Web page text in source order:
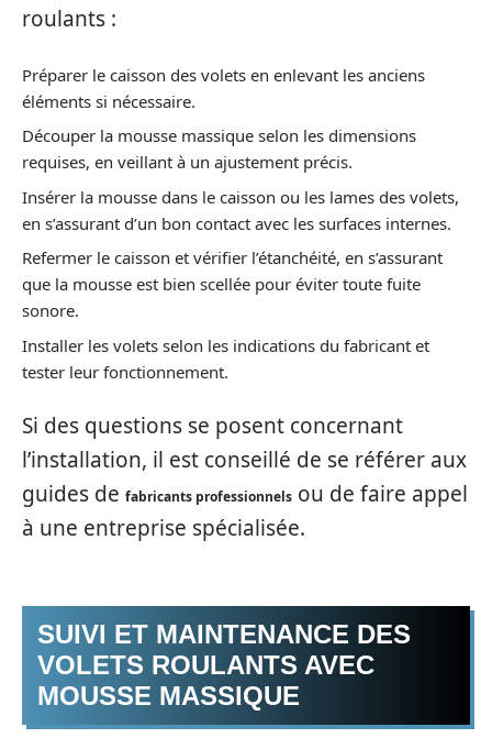
roulants :
Préparer le caisson des volets en enlevant les anciens
éléments si nécessaire.
Découper la mousse massique selon les dimensions
requises, en veillant à un ajustement précis.
Insérer la mousse dans le caisson ou les lames des volets,
en s’assurant d’un bon contact avec les surfaces internes.
Refermer le caisson et vérifier l’étanchéité, en s’assurant
que la mousse est bien scellée pour éviter toute fuite
sonore.
Installer les volets selon les indications du fabricant et
tester leur fonctionnement.
Si des questions se posent concernant
l’installation, il est conseillé de se référer aux
guides de fabricants professionnels ou de faire appel
à une entreprise spécialisée.
SUIVI ET MAINTENANCE DES
VOLETS ROULANTS AVEC
MOUSSE MASSIQUE